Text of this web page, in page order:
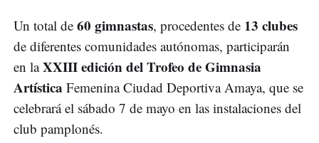
Un total de 60 gimnastas, procedentes de 13 clubes
de diferentes comunidades autónomas, participarán
en laXXIII edición del Trofeo de Gimnasia
Artística Femenina Ciudad Deportiva Amaya, que se
celebrará el sábado 7 de mayo en las instalaciones del
club pamplonés.